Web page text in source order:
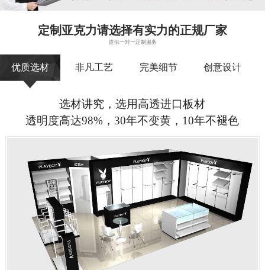
定制亚克力请选择有实力的正规厂家
提供一对一定制服务
优质选材 非凡工艺 完美细节 创意设计
选材讲究，选用高透进口板材
透明度高达98%，30年不变黄，10年不褪色